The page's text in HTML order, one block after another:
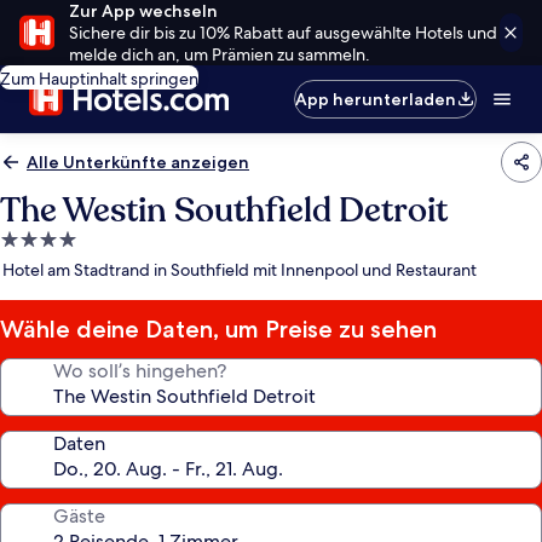
Zur App wechseln
Sichere dir bis zu 10% Rabatt auf ausgewählte Hotels und
melde dich an, um Prämien zu sammeln.
Zum Hauptinhalt springen
App herunterladen
Alle Unterkünfte anzeigen
The Westin Southfield Detroit
4.0-
Sterne-
Hotel am Stadtrand in Southfield mit Innenpool und Restaurant
Wähle deine Daten, um Preise zu sehen
Wo soll’s hingehen?
Daten
Gäste